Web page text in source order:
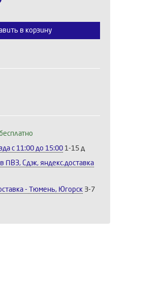
в корзину
c 11:00 до 15:00 1-15 д
ПВЗ, Сдэк, яндекс.доставка
- Тюмень, Югорск 3-7